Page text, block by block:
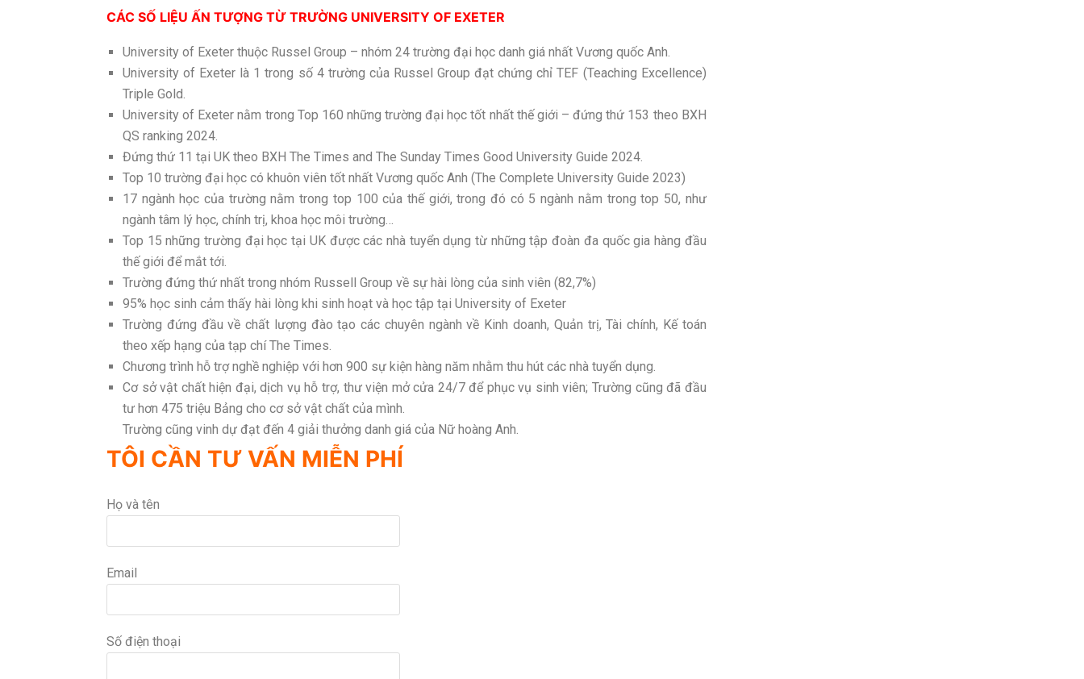
CÁC SỐ LIỆU ẤN TƯỢNG TỪ TRƯỜNG UNIVERSITY OF EXETER
University of Exeter thuộc Russel Group – nhóm 24 trường đại học danh giá nhất Vương quốc Anh.
University of Exeter là 1 trong số 4 trường của Russel Group đạt chứng chỉ TEF (Teaching Excellence)
Triple Gold.
University of Exeter nằm trong Top 160 những trường đại học tốt nhất thế giới – đứng thứ 153 theo BXH
QS ranking 2024.
Đứng thứ 11 tại UK theo BXH The Times and The Sunday Times Good University Guide 2024.
Top 10 trường đại học có khuôn viên tốt nhất Vương quốc Anh (The Complete University Guide 2023)
17 ngành học của trường nằm trong top 100 của thế giới, trong đó có 5 ngành nằm trong top 50, như
ngành tâm lý học, chính trị, khoa học môi trường…
Top 15 những trường đại học tại UK được các nhà tuyển dụng từ những tập đoàn đa quốc gia hàng đầu
thế giới để mắt tới.
Trường đứng thứ nhất trong nhóm Russell Group về sự hài lòng của sinh viên (82,7%)
95% học sinh cảm thấy hài lòng khi sinh hoạt và học tập tại University of Exeter
Trường đứng đầu về chất lượng đào tạo các chuyên ngành về Kinh doanh, Quản trị, Tài chính, Kế toán
theo xếp hạng của tạp chí The Times.
Chương trình hỗ trợ nghề nghiệp với hơn 900 sự kiện hàng năm nhằm thu hút các nhà tuyển dụng.
Cơ sở vật chất hiện đại, dịch vụ hỗ trợ, thư viện mở cửa 24/7 để phục vụ sinh viên; Trường cũng đã đầu
tư hơn 475 triệu Bảng cho cơ sở vật chất của mình.
Trường cũng vinh dự đạt đến 4 giải thưởng danh giá của Nữ hoàng Anh.
TÔI CẦN TƯ VẤN MIỄN PHÍ
Họ và tên
Email
Số điện thoại